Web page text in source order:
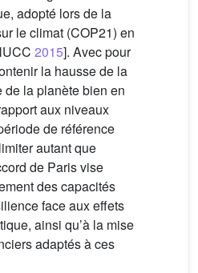
adopté lors de la
le climat (COP21) en
2015]. Avec pour
la hausse de la
de la planète bien en
aux niveaux
de référence
autant que
de Paris vise
des capacités
face aux effets
ainsi qu’à la mise
adaptés à ces